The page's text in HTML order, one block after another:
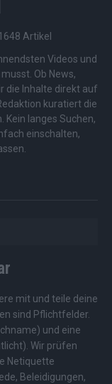
Artikel
Videos und
Ob News,
die Inhalte direkt auf
kuratiert die
Kein langes Suchen,
einschalten,
mit und teile deine
sind Pflichtfelder.
und eine
Wir prüfen
Netiquette
Beleidigungen,